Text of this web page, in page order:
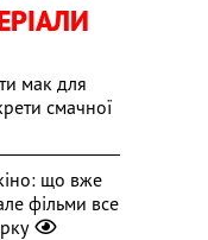
мак для
смачної
що вже
фільми все